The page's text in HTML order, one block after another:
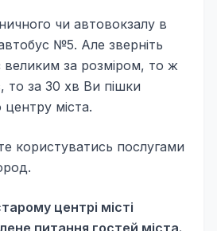
чи автовокзалу в
№5. Але зверніть
великим за розміром, то ж
то за 30 хв Ви пішки
міста.
користуватись послугами
центрі місті
питання гостей міста.